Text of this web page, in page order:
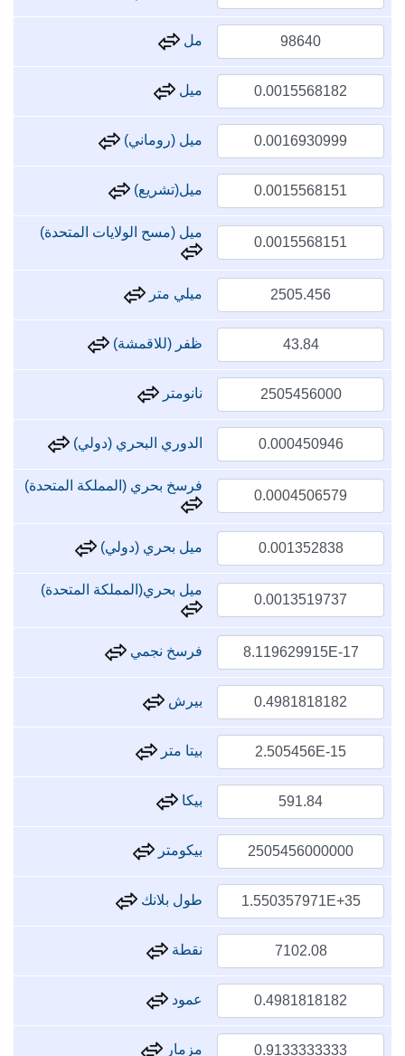
مل
ميل
ميل (روماني)
ميل(تشريع)
ميل (مسح الولايات المتحدة)
ميلي متر
ظفر (للاقمشة)
نانومتر
الدوري البحري (دولي)
فرسخ بحري (المملكة المتحدة)
ميل بحري (دولي)
ميل بحري(المملكة المتحدة)
فرسخ نجمي
بيرش
بيتا متر
بيكا
بيكومتر
طول بلانك
نقطة
عمود
مزمار